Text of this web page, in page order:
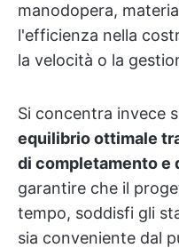
manodopera,
l'efficienza nella
la velocità o la
Si concentra invece
equilibrio ottimale
di completamento e
garantire che il
tempo, soddisfi gli
sia conveniente dal